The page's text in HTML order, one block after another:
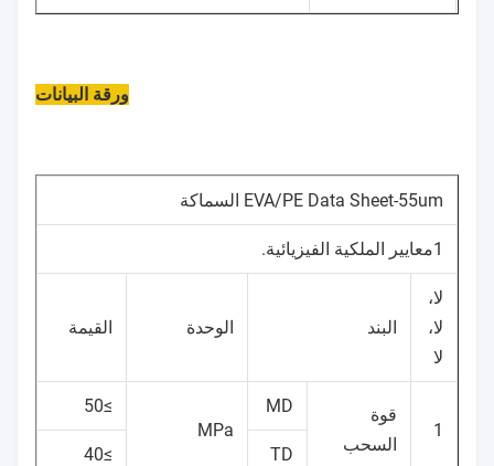
ورقة البيانات
EVA/PE Data Sheet-55um السماكة
1معايير الملكية الفيزيائية.
لا،
لا،
لا
البند الوحدة القيمة
1
قوة
السحب
MD
MPa
≥50
TD
≥40